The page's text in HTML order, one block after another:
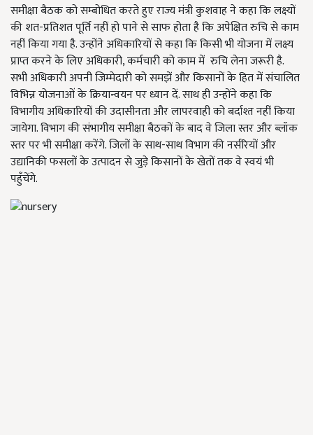
समीक्षा बैठक को सम्बोधित करते हुए राज्य मंत्री कुशवाह ने कहा कि लक्ष्यों
की शत-प्रतिशत पूर्ति नहीं हो पाने से साफ होता है कि अपेक्षित रुचि से काम
नहीं किया गया है. उन्होंने अधिकारियों से कहा कि किसी भी योजना में लक्ष्य
प्राप्त करने के लिए अधिकारी, कर्मचारी को काम में रुचि लेना जरूरी है.
सभी अधिकारी अपनी जिम्मेदारी को समझें और किसानों के हित में संचालित
विभिन्न योजनाओं के क्रियान्वयन पर ध्यान दें. साथ ही उन्होंने कहा कि
विभागीय अधिकारियों की उदासीनता और लापरवाही को बर्दाश्त नहीं किया
जायेगा. विभाग की संभागीय समीक्षा बैठकों के बाद वे जिला स्तर और ब्लॉक
स्तर पर भी समीक्षा करेंगे. जिलों के साथ-साथ विभाग की नर्सरियों और
उद्यानिकी फसलों के उत्पादन से जुड़े किसानों के खेतों तक वे स्वयं भी
पहुँचेंगे.